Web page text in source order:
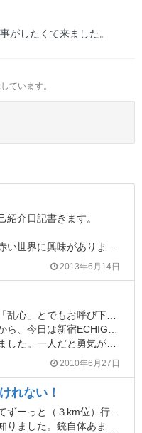
がしたくて来ました。
ています。
介日記書きます。
世界に興味があります。
2013年6月14日
ECHIGOYAさん→赤羽フロンティア
無いので付き合っている人間も一緒です。
2010年6月27日
れない！
体あまり実物を見たことが無いので